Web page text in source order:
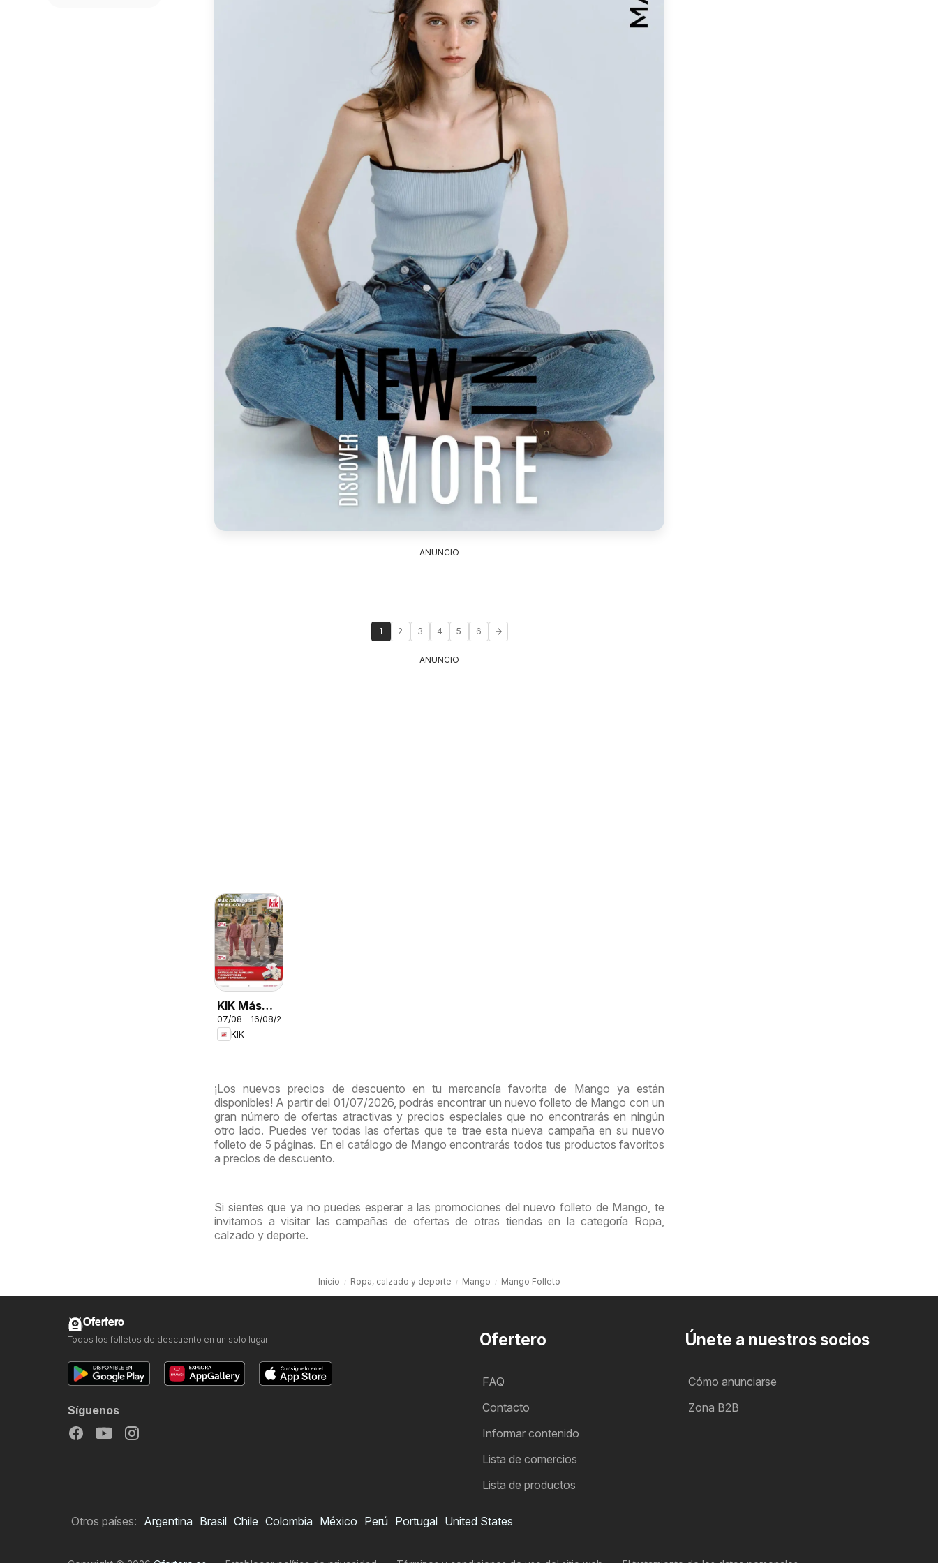
Folleto de Mango
Quiero suscribirme al folleto
ANUNCIO
1 2 3 4 5 6
ANUNCIO
KIK Más
diversión
en el cole
07/08 - 16/08/2026
KIK
¡Los nuevos precios de descuento en tu mercancía favorita de Mango ya están
disponibles! A partir del 01/07/2026, podrás encontrar un nuevo folleto de Mango con un
gran número de ofertas atractivas y precios especiales que no encontrarás en ningún
otro lado. Puedes ver todas las ofertas que te trae esta nueva campaña en su nuevo
folleto de 5 páginas. En el catálogo de Mango encontrarás todos tus productos favoritos
a precios de descuento.
Si sientes que ya no puedes esperar a las promociones del nuevo folleto de Mango, te
invitamos a visitar las campañas de ofertas de otras tiendas en la categoría Ropa,
calzado y deporte.
Inicio Ropa, calzado y deporte Mango Mango Folleto
Ofertero
FAQ
Contacto
Informar contenido
Lista de comercios
Lista de productos
Únete a nuestros socios
Cómo anunciarse
Zona B2B
Ofertero
Todos los folletos de descuento en un solo lugar
Síguenos
Otros países: Argentina Brasil Chile Colombia México Perú Portugal United States